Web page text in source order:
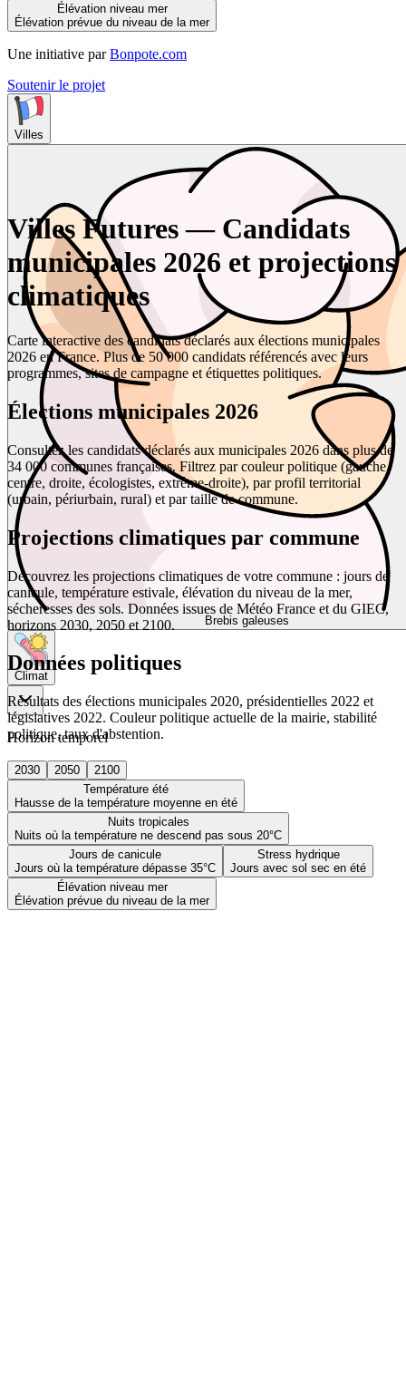
Élévation niveau mer
Élévation prévue du niveau de la mer
Une initiative par Bonpote.com
Soutenir le projet
Villes
Brebis galeuses
Climat
Horizon temporel
2030 2050
2100
Température été
Hausse de la température moyenne en été
Nuits tropicales
Nuits où la température ne descend pas sous 20°C
Jours de canicule
Jours où la température dépasse 35°C
Stress hydrique
Jours avec sol sec en été
Élévation niveau mer
Élévation prévue du niveau de la mer
Villes Futures — Candidats
municipales 2026 et projections
climatiques
Carte interactive des candidats déclarés aux élections municipales
2026 en France. Plus de 50 000 candidats référencés avec leurs
programmes, sites de campagne et étiquettes politiques.
Élections municipales 2026
Consultez les candidats déclarés aux municipales 2026 dans plus de
34 000 communes françaises. Filtrez par couleur politique (gauche,
centre, droite, écologistes, extrême-droite), par profil territorial
(urbain, périurbain, rural) et par taille de commune.
Projections climatiques par commune
Découvrez les projections climatiques de votre commune : jours de
canicule, température estivale, élévation du niveau de la mer,
sécheresses des sols. Données issues de Météo France et du GIEC,
horizons 2030, 2050 et 2100.
Données politiques
Résultats des élections municipales 2020, présidentielles 2022 et
législatives 2022. Couleur politique actuelle de la mairie, stabilité
politique, taux d'abstention.